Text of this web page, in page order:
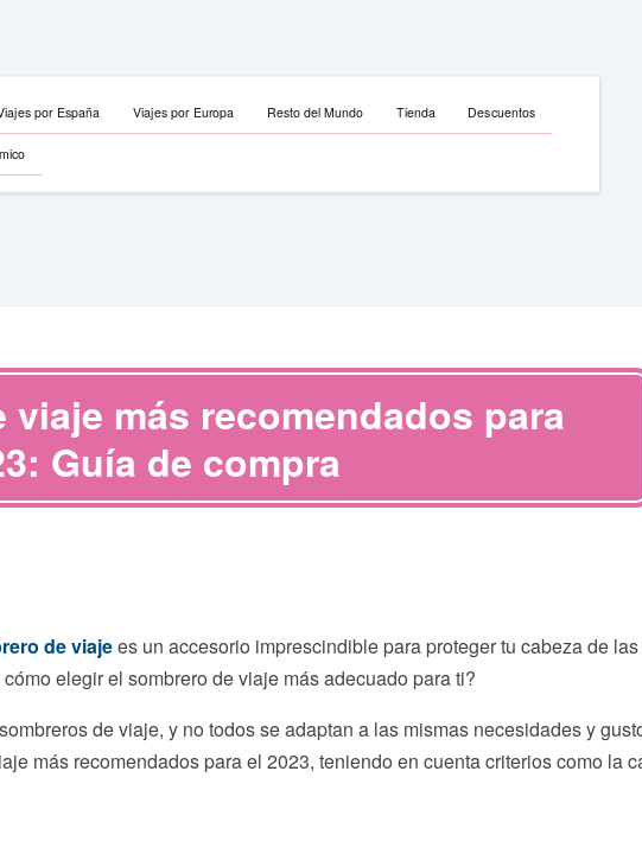
por España Viajes por Europa Resto del Mundo Tienda Descuentos
más recomendados para
Guía de compra
de viajees un accesorio imprescindible para proteger tu cabeza de
elegir el sombrero de viaje más adecuado para ti?
de viaje, y no todos se adaptan a las mismas necesidades y
más recomendados para el 2023, teniendo en cuenta criterios como la